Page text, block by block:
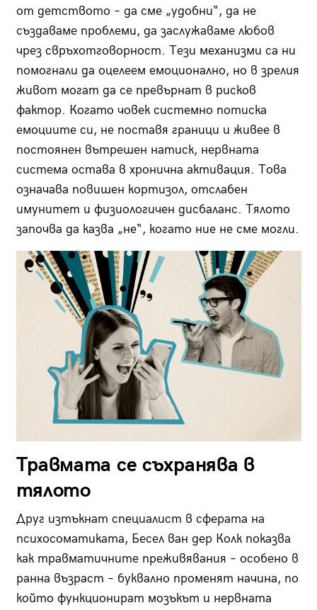
от детството – да сме „удобни“, да не
създаваме проблеми, да заслужаваме любов
чрез свръхотговорност. Тези механизми са ни
помогнали да оцелеем емоционално, но в зрелия
живот могат да се превърнат в рисков
фактор. Когато човек системно потиска
емоциите си, не поставя граници и живее в
постоянен вътрешен натиск, нервната
система остава в хронична активация. Това
означава повишен кортизол, отслабен
имунитет и физиологичен дисбаланс. Тялото
започва да казва „не“, когато ние не сме могли.
Травмата се съхранява в
тялото
Друг изтъкнат специалист в сферата на
психосоматиката, Бесел ван дер Колк показва
как травматичните преживявания – особено в
ранна възраст – буквално променят начина, по
който функционират мозъкът и нервната